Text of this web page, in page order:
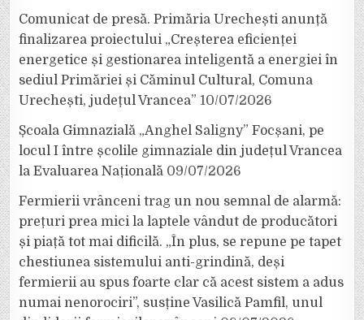
Comunicat de presă. Primăria Urechești anunță
finalizarea proiectului „Creșterea eficienței
energetice și gestionarea inteligentă a energiei în
sediul Primăriei și Căminul Cultural, Comuna
Urechești, județul Vrancea” 10/07/2026
Școala Gimnazială „Anghel Saligny” Focșani, pe
locul I între școlile gimnaziale din județul Vrancea
la Evaluarea Națională 09/07/2026
Fermierii vrânceni trag un nou semnal de alarmă:
prețuri prea mici la laptele vândut de producători
și piață tot mai dificilă. „În plus, se repune pe tapet
chestiunea sistemului anti-grindină, deși
fermierii au spus foarte clar că acest sistem a adus
numai nenorociri”, susține Vasilică Pamfil, unul